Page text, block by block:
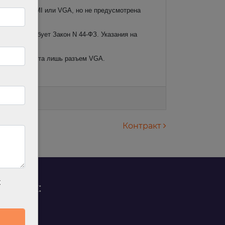
HDMI или VGA, но не предусмотрена
того требует Закон N 44-ФЗ. Указания на
эквивалента лишь разъем VGA.
Контракт
88 45